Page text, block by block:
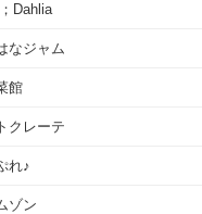
Dahlia
なジャム
館
クレーテ
れ♪
ゾン